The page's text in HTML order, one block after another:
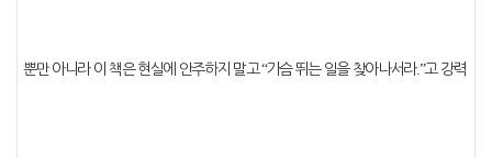
뿐만 아니라 이 책은 현실에 안주하지 말고“가슴 뛰는 일을 찾아나서라.”고 강력